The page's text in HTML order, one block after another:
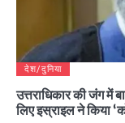
देश/दुनिया
उत्तराधिकार की जंग में
लिए इस्राइल ने किया